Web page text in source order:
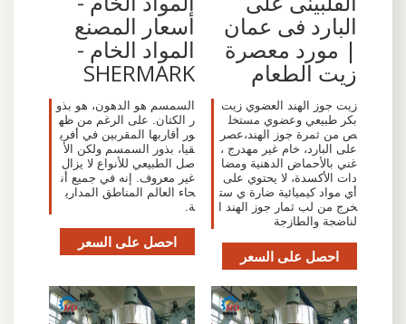
البارد فى عمان
| مورد معصرة
زيت الطعام
زيت جوز الهند العضوي زيت
بكر طبيعي وعضوي مستخل
ص من ثمرة جوز الهند،عصر
على البارد، خام غير مهدرج ،
غني بالأحماض الدهنية ومضا
دات الأكسدة، لا يحتوي على
أي مواد كيميائية ضارة ي ست
خرج من لب ثمار جوز الهند ا
لناضجة والطازجة
احصل على السعر
أسعار المصنع
المواد الخام -
SHERMARK
السمسم هو الدهون، هو بذو
ر الكتان. على الرغم من ظه
ور أقاربها المقربين في أفري
قيا، بذور السمسم ولكن الأ
صل الطبيعي للأنواع لا يزال
غير معروف. إنه في جميع أن
حاء العالم المناطق المداري
ة.
احصل على السعر